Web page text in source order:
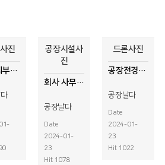
진
회사외부전경사진
공장시설사
진
회사 사무실전경 사진촬영
공장날다
Date
2024-01-
23
Hit 1078
드론사진
공장전경사진
공장날다
Date
2024-01-
23
Hit 1022